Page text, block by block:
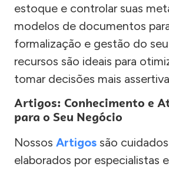
estoque e controlar suas
modelos de documentos
formalização e gestão do
recursos são ideais para
tomar decisões mais
Artigos: Conhecimento e
para o Seu Negócio
Nossos Artigos são
elaborados por especialistas